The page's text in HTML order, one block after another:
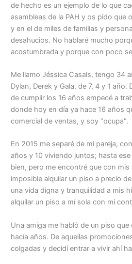
de hecho es un ejemplo de lo que
asambleas de la PAH y os pido que
y en el de miles de familias y
desahucios. No hablaré mucho
acostumbrada y porque con poco
Me llamo Jéssica Casals, tengo 34
Dylan, Derek y Gala, de 7, 4 y 1 año.
de cumplir los 16 años empecé a
donde hoy en día ya hace 16 años
comercial de ventas, y soy “ocupa”.
En 2015 me separé de mi pareja,
años y 10 viviendo juntos; hasta
bien, pero me encontré que con mis
imposible alquilar un piso a precio
una vida digna y tranquilidad a mis
alquilar un piso a mí sola con mi
Una amiga me habló de un piso
hacía años. De aquellas
colgadas y decidí entrar a vivir ahí